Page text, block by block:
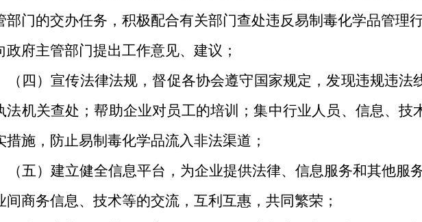
部门的交办任务，积极配合有关部门查处违反易制毒化学品管理
政府主管部门提出工作意见、建议；
（四）宣传法律法规，督促各协会遵守国家规定，发现违规违法
法机关查处；帮助企业对员工的培训；集中行业人员、信息、技
措施，防止易制毒化学品流入非法渠道；
（五）建立健全信息平台，为企业提供法律、信息服务和其他服
间商务信息、技术等的交流，互利互惠，共同繁荣；